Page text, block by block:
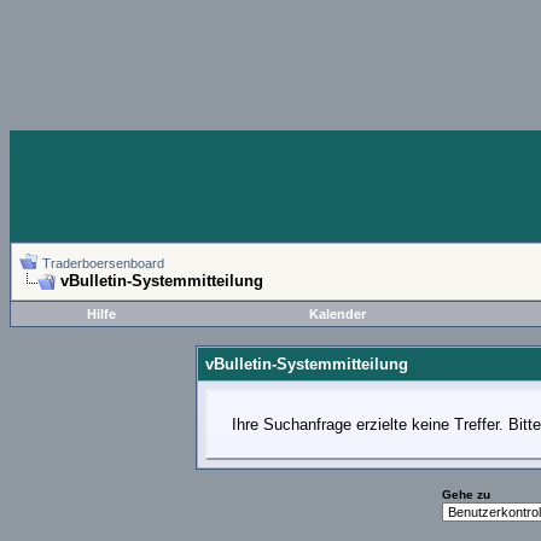
Traderboersenboard
vBulletin-Systemmitteilung
Hilfe Kalender
vBulletin-Systemmitteilung
Ihre Suchanfrage erzielte keine Treffer.
Gehe zu